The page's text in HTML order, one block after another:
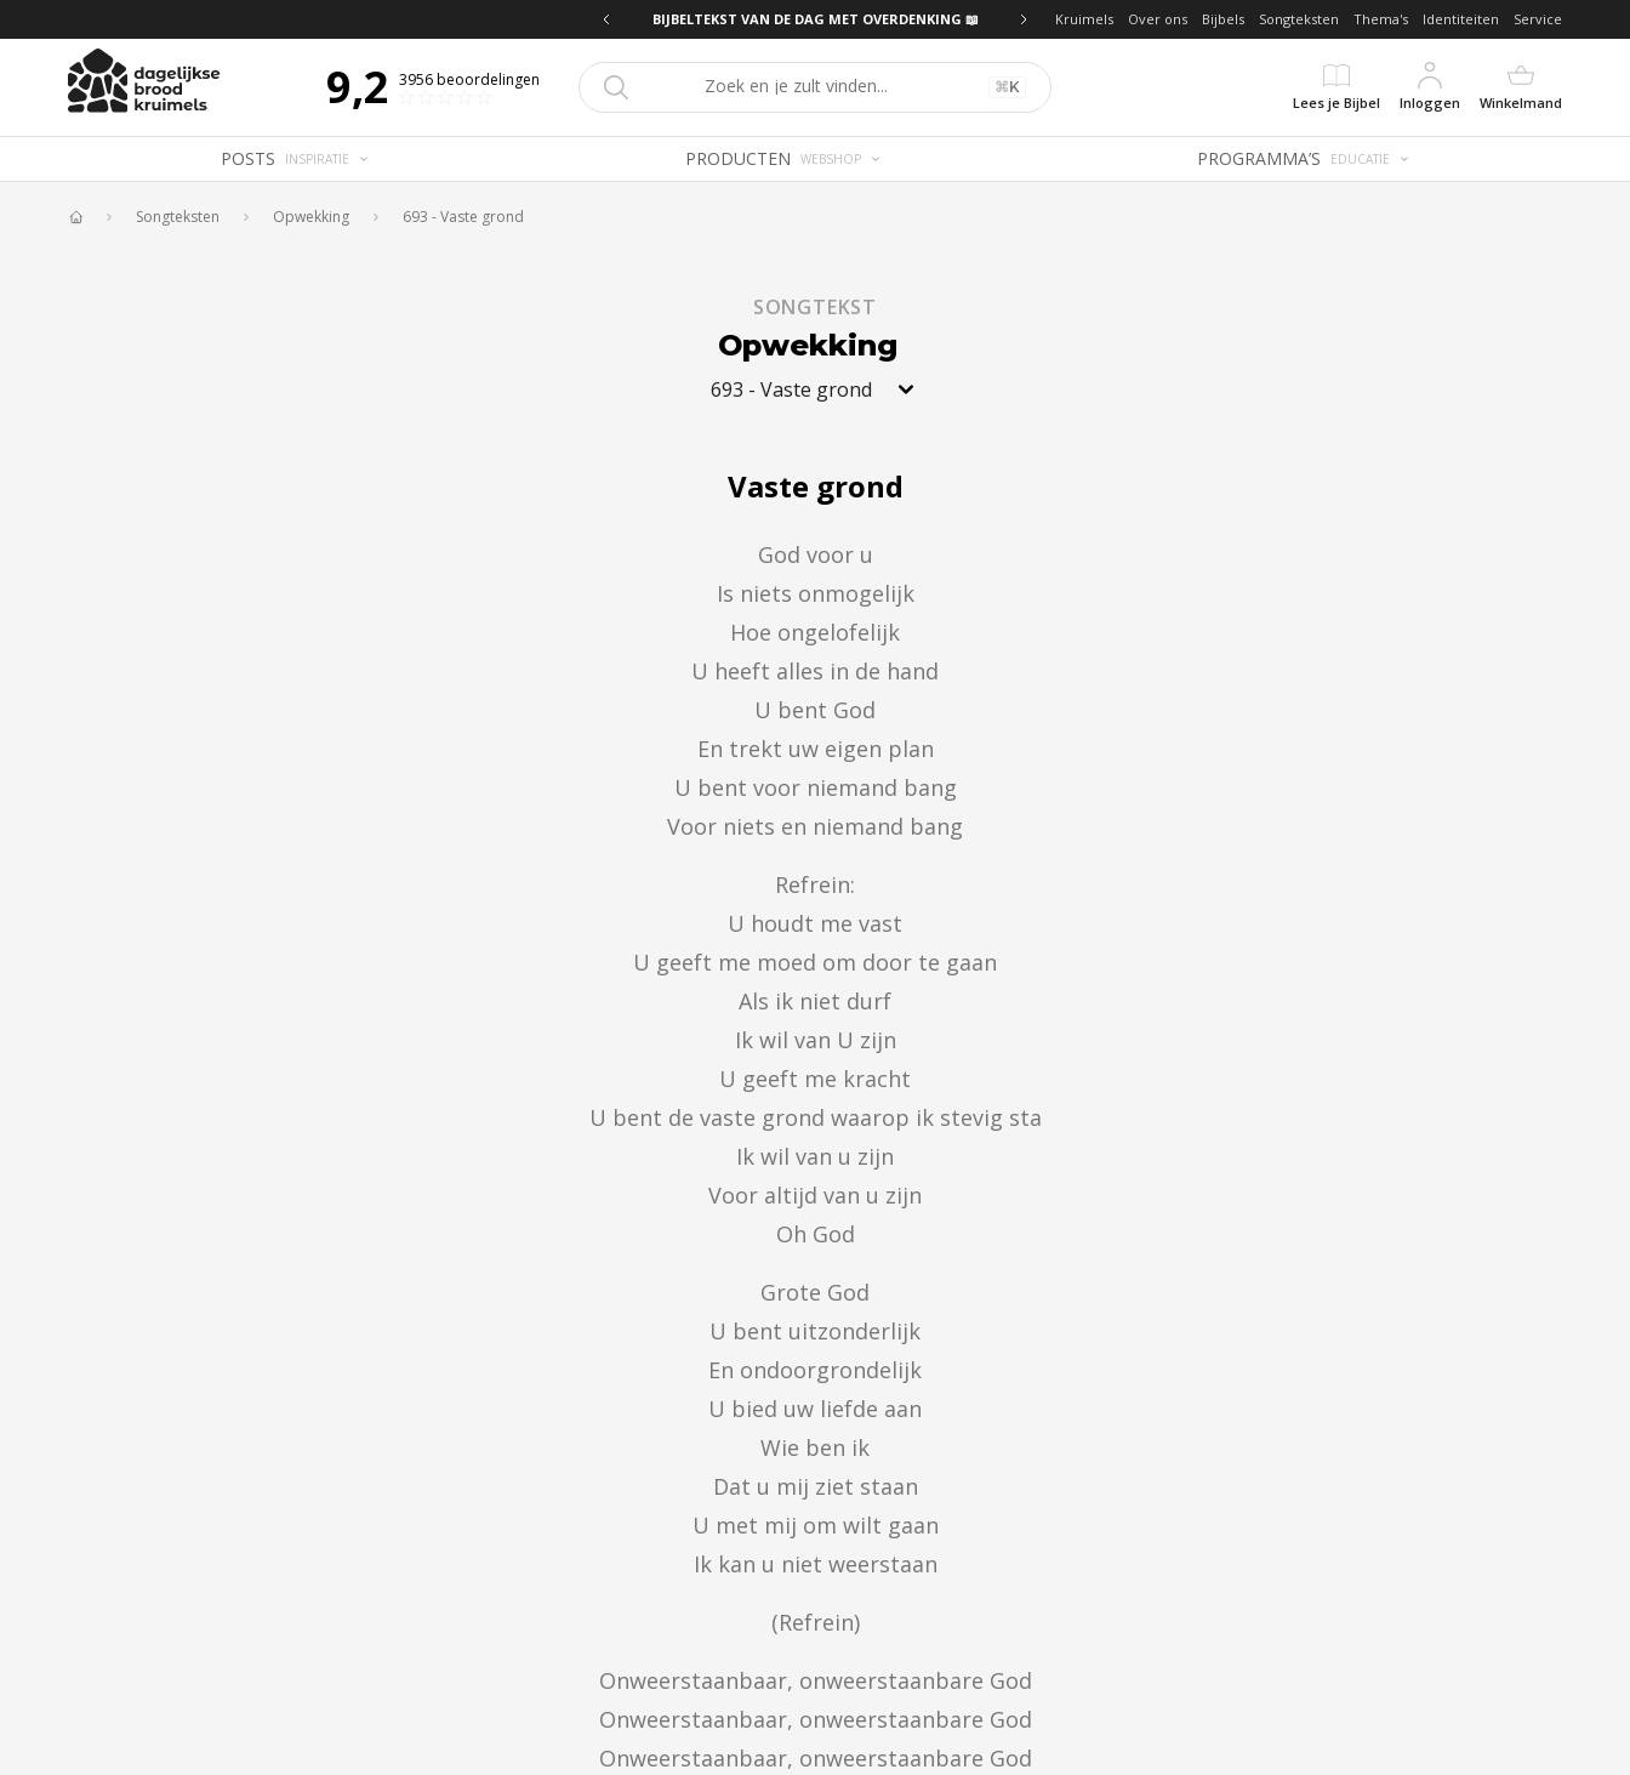
BIJBELTEKST VAN DE DAG MET OVERDENKING 📖 Kruimels Over ons Bijbels Songteksten Thema's Identiteiten Service
9,2 3956beoordelingen ⌘K
Lees je Bijbel
Inloggen Winkelmand
POSTS INSPIRATIE PRODUCTEN WEBSHOP PROGRAMMA’S EDUCATIE
Songteksten Opwekking 693 - Vaste grond
SONGTEKST
Opwekking
693 - Vaste grond
Vaste grond
God voor u
Is niets onmogelijk
Hoe ongelofelijk
U heeft alles in de hand
U bent God
En trekt uw eigen plan
U bent voor niemand bang
Voor niets en niemand bang
Refrein:
U houdt me vast
U geeft me moed om door te gaan
Als ik niet durf
Ik wil van U zijn
U geeft me kracht
U bent de vaste grond waarop ik stevig sta
Ik wil van u zijn
Voor altijd van u zijn
Oh God
Grote God
U bent uitzonderlijk
En ondoorgrondelijk
U bied uw liefde aan
Wie ben ik
Dat u mij ziet staan
U met mij om wilt gaan
Ik kan u niet weerstaan
(Refrein)
Onweerstaanbaar, onweerstaanbare God
Onweerstaanbaar, onweerstaanbare God
Onweerstaanbaar, onweerstaanbare God